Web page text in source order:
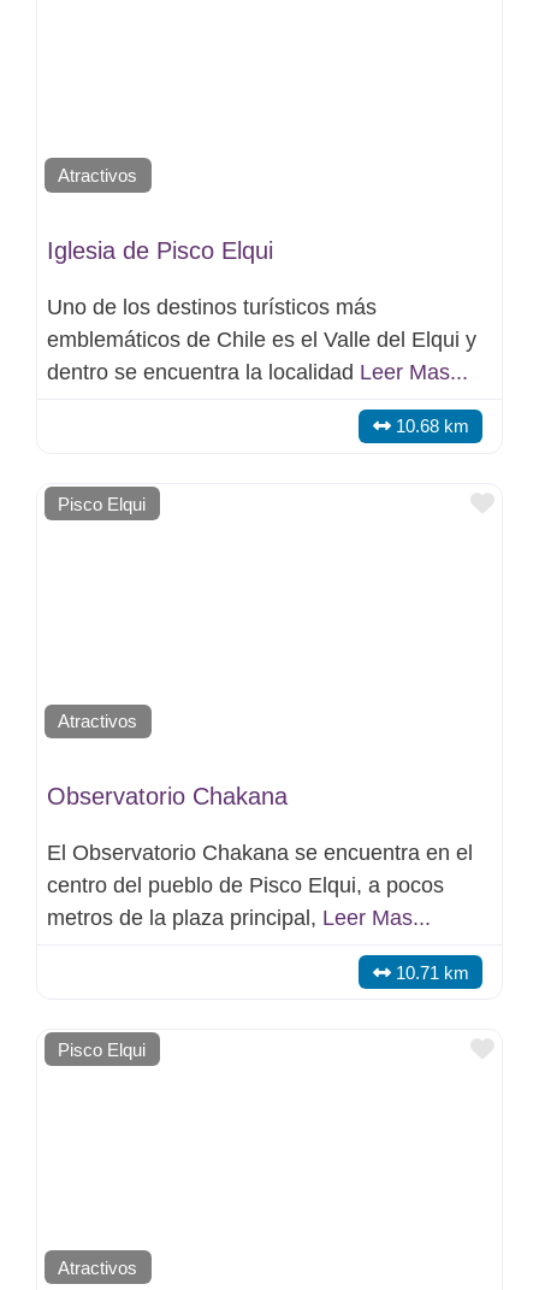
Atractivos
Iglesia de Pisco Elqui
Uno de los destinos turísticos más
emblemáticos de Chile es el Valle del Elqui y
dentro se encuentra la localidad Leer Mas...
10.68 km
Pisco Elqui
Atractivos
Observatorio Chakana
El Observatorio Chakana se encuentra en el
centro del pueblo de Pisco Elqui, a pocos
metros de la plaza principal, Leer Mas...
10.71 km
Pisco Elqui
Atractivos